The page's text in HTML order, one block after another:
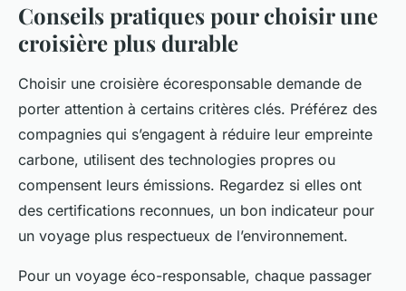
Conseils pratiques pour choisir une
croisière plus durable
Choisir une croisière écoresponsable demande de
porter attention à certains critères clés. Préférez des
compagnies qui s’engagent à réduire leur empreinte
carbone, utilisent des technologies propres ou
compensent leurs émissions. Regardez si elles ont
des certifications reconnues, un bon indicateur pour
un voyage plus respectueux de l’environnement.
Pour un voyage éco-responsable, chaque passager